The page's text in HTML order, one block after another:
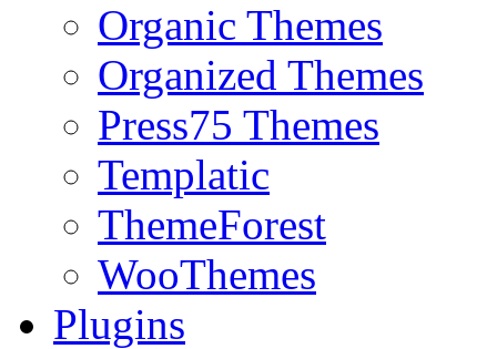
Organic Themes
Organized Themes
Press75 Themes
Templatic
ThemeForest
WooThemes
Plugins